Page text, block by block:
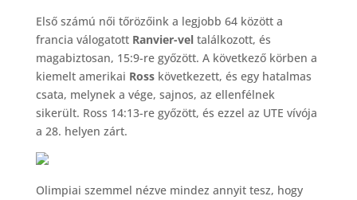
Első számú női tőrözőink a legjobb 64 között a
francia válogatott Ranvier-veltalálkozott, és
magabiztosan, 15:9-re győzött. A következő körben a
kiemelt amerikai Ross következett, és egy hatalmas
csata, melynek a vége, sajnos, az ellenfélnek
sikerült. Ross 14:13-re győzött, és ezzel az UTE vívója
a 28. helyen zárt.
Olimpiai szemmel nézve mindez annyit tesz, hogy